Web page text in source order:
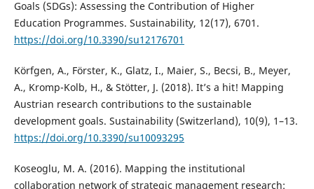
Goals (SDGs): Assessing the Contribution of Higher
Education Programmes. Sustainability, 12(17), 6701.
https://doi.org/10.3390/su12176701
Körfgen, A., Förster, K., Glatz, I., Maier, S., Becsi, B., Meyer,
A., Kromp-Kolb, H., & Stötter, J. (2018). It’s a hit! Mapping
Austrian research contributions to the sustainable
development goals. Sustainability (Switzerland), 10(9), 1–13.
https://doi.org/10.3390/su10093295
Koseoglu, M. A. (2016). Mapping the institutional
collaboration network of strategic management research: